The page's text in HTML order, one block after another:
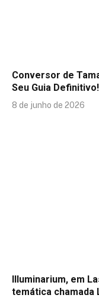
Conversor de
Seu Guia Definitivo!
8 de junho de 2026
Illuminarium, em
temática chamada